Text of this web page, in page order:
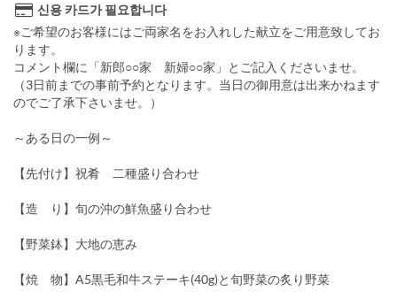
신용 카드가 필요합니다
※ご希望のお客様にはご両家名をお入れした献立をご用意致してお
ります。
コメント欄に「新郎○○家 新婦○○家」とご記入くださいませ。
（3日前までの事前予約となります。当日の御用意は出来かねます
のでご了承下さいませ。）
～ある日の一例～
【先付け】祝肴 二種盛り合わせ
【造 り】旬の沖の鮮魚盛り合わせ
【野菜鉢】大地の恵み
【焼 物】A5黒毛和牛ステーキ(40g)と旬野菜の炙り野菜